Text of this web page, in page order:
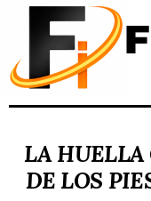
LA HUELLA
DE LOS